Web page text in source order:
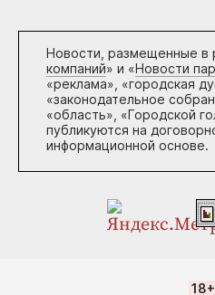
Новости, размещенные в
компаний» и «Новости
«реклама», «городская
«законодательное
«область», «Городской
публикуются на
информационной основе.
18+